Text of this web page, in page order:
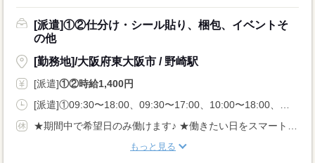
[派遣]①②仕分け・シール貼り、梱包、イベントそ
の他
[勤務地]/大阪府東大阪市 / 野崎駅
[派遣]①②時給1,400円
もっと見る